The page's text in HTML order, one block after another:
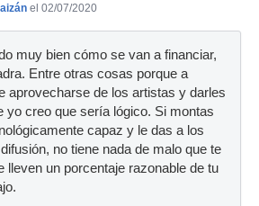
el 02/07/2020
muy bien cómo se van a financiar,
Entre otras cosas porque a
aprovecharse de los artistas y darles
yo creo que sería lógico. Si montas
capaz y le das a los
no tiene nada de malo que te
lleven un porcentaje razonable de tu